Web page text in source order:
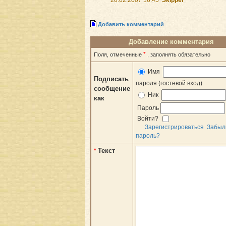
Добавить комментарий
Добавление комментария
Поля, отмеченные * , заполнять обязательно
Подписать
сообщение
как
Имя
пароля (гостевой вход)
Ник
Пароль
Войти?
Зарегистрироваться
пароль?
* Текст